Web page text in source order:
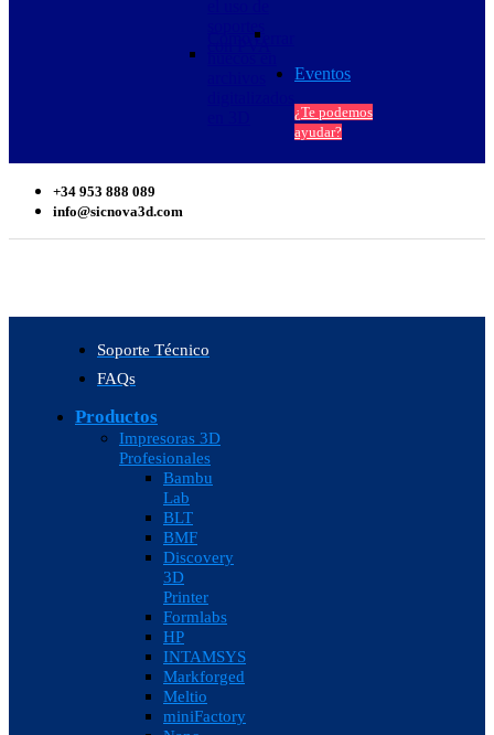
Cómo cerrar
Eventos
¿Te podemos
ayudar?
+34 953 888 089
info@sicnova3d.com
Soporte Técnico
FAQs
Productos
Impresoras 3D
Profesionales
Bambu
Lab
BLT
BMF
Discovery
3D
Printer
Formlabs
HP
INTAMSYS
Markforged
Meltio
miniFactory